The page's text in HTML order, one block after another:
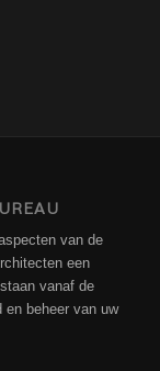
van de
een
vanaf de
beheer van uw